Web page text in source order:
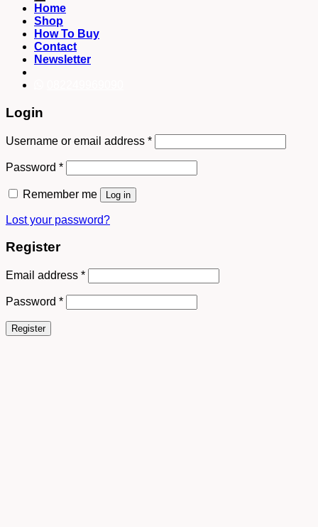
Home
Shop
How To Buy
Contact
Newsletter
Login
Username or email address *
Password *
Remember me Log in
Lost your password?
Register
Email address *
Password *
Register